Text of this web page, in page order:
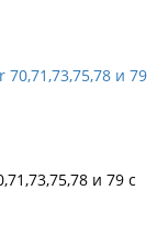
и 79 с